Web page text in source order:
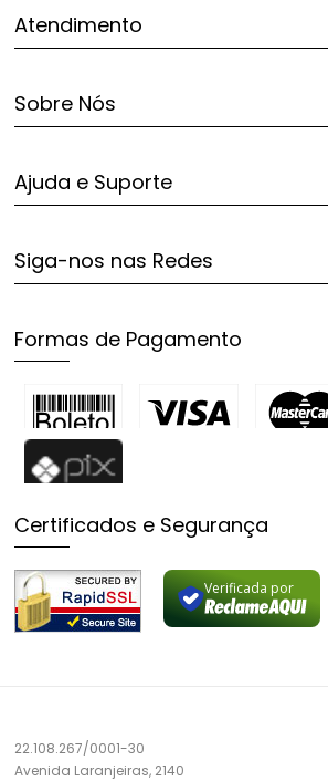
Atendimento
Sobre Nós
Ajuda e Suporte
Siga-nos nas Redes
Formas de Pagamento
Certificados e Segurança
Verificada por
22.108.267/0001-30
Avenida Laranjeiras, 2140